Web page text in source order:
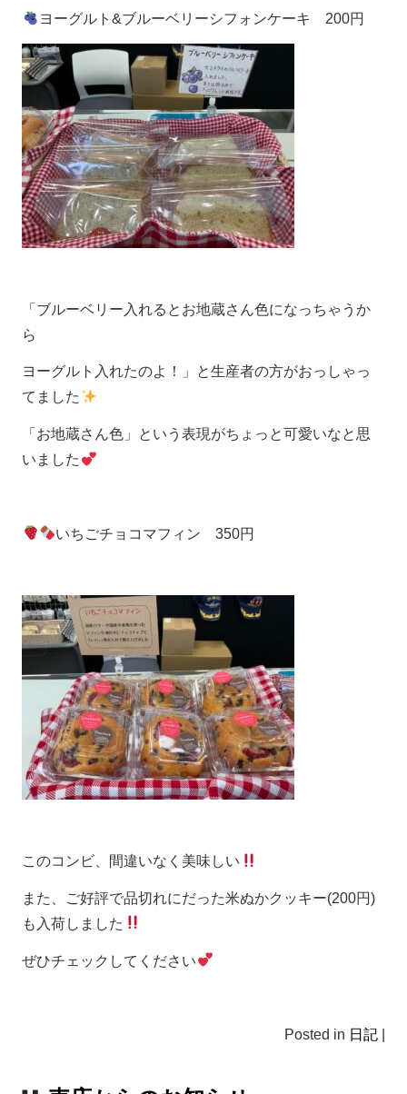
ヨーグルト&ブルーベリーシフォンケーキ 200円
「ブルーベリー入れるとお地蔵さん色になっちゃうか
ら
ヨーグルト入れたのよ！」と生産者の方がおっしゃっ
てました
「お地蔵さん色」という表現がちょっと可愛いなと思
いました
いちごチョコマフィン 350円
このコンビ、間違いなく美味しい
また、ご好評で品切れにだった米ぬかクッキー(200円)
も入荷しました
ぜひチェックしてください
Posted in 日記|